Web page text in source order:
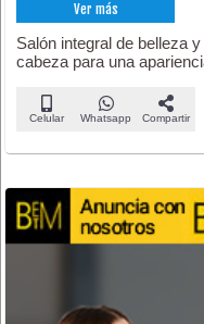
Ver más
Salón integral de belleza
cabeza para una
Celular Whatsapp Compartir